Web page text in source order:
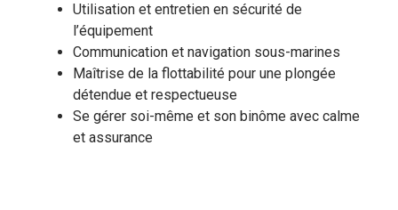
Utilisation et entretien en sécurité de
l’équipement
Communication et navigation sous-marines
Maîtrise de la flottabilité pour une plongée
détendue et respectueuse
Se gérer soi-même et son binôme avec calme
et assurance